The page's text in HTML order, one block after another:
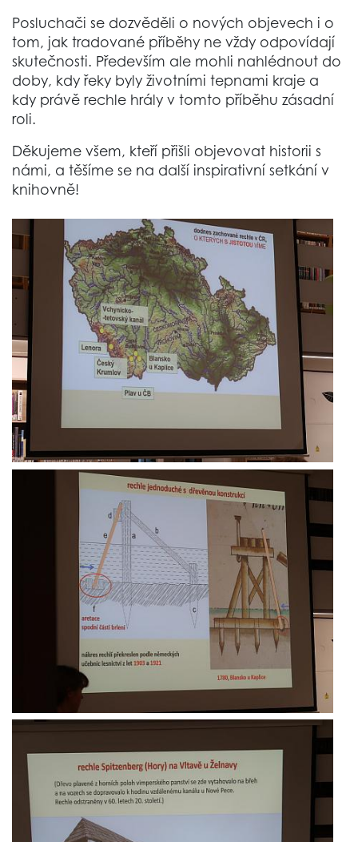
Posluchači se dozvěděli o nových objevech i o
tom, jak tradované příběhy ne vždy odpovídají
skutečnosti. Především ale mohli nahlédnout do
doby, kdy řeky byly životními tepnami kraje a
kdy právě rechle hrály v tomto příběhu zásadní
roli.
Děkujeme všem, kteří přišli objevovat historii s
námi, a těšíme se na další inspirativní setkání v
knihovně!